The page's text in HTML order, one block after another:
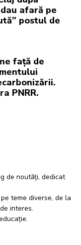
afară pe
postul de
față de
PNRR.
de noutăți, dedicat
teme diverse, de la
interes.